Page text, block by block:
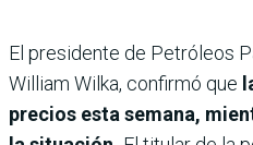
El presidente de Petróleos
William Wilka, confirmó que
precios esta semana,